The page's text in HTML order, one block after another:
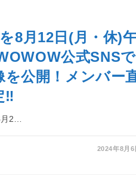
8月12日(月・休)
公式SNSで
公開！メンバー
‼
2…
2024年8月6